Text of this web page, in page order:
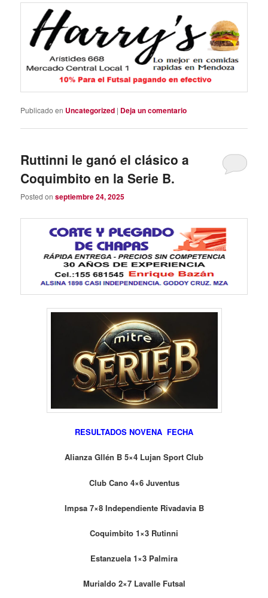
Publicado en Uncategorized | Deja un comentario
Ruttinni le ganó el clásico a
Coquimbito en la Serie B.
Posted onseptiembre 24, 2025
RESULTADOS NOVENA FECHA
Alianza Gllén B 5×4 Lujan Sport Club
Club Cano 4×6 Juventus
Impsa 7×8 Independiente Rivadavia B
Coquimbito 1×3 Rutinni
Estanzuela 1×3 Palmira
Murialdo 2×7 Lavalle Futsal